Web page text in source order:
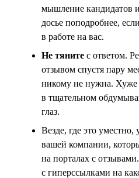
мышление кандидатов и
досье поподробнее,
в работе на вас.
Не тяните с ответом.
отзывом спустя пару
никому не нужна. Хуже
в тщательном
глаз.
Везде, где это уместно,
вашей компании,
на порталах с
с гиперссылками на